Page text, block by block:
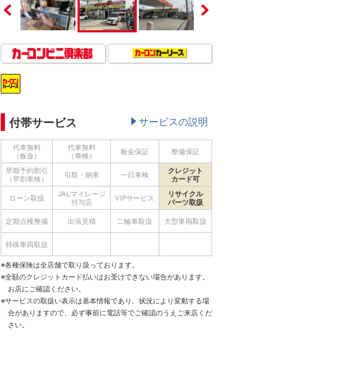
付帯サービス サービスの説明
代車無料
（板金）
代車無料
（車検）
板金保証 整備保証
早期予約割引
（早割車検）
引取・納車 一日車検
クレジット
カード可
ローン取扱
JALマイレージ
付与店
VIPサービス
リサイクル
パーツ取扱
定期点検整備 出張見積 二輪車取扱 大型車両取扱
特殊車両取扱
※各種保険は全店舗で取り扱っております。
※全額のクレジットカード払いはお受けできない場合があります。
お店にご確認ください。
※サービスの取扱い表示は基本情報であり、状況により変動する場
合がありますので、必ず事前に電話等でご確認のうえご来店くだ
さい。